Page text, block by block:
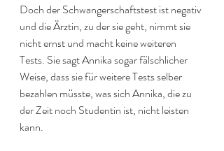
Doch der Schwangerschaftstest ist negativ
und die Ärztin, zu der sie geht, nimmt sie
nicht ernst und macht keine weiteren
Tests. Sie sagt Annika sogar fälschlicher
Weise, dass sie für weitere Tests selber
bezahlen müsste, was sich Annika, die zu
der Zeit noch Studentin ist, nicht leisten
kann.